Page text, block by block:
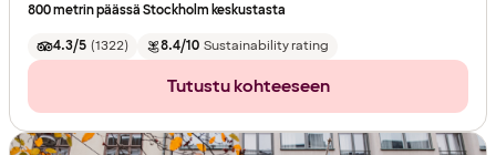
800 metrin päässä Stockholm keskustasta
4.3/5 (1322) 8.4/10 Sustainability rating
Tutustu kohteeseen